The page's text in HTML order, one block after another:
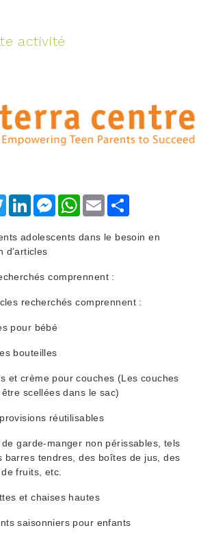
activité
TwitterLinkedInMessengerWhatsApp
Email
adolescents dans le besoin en
d’articles
comprennent :
recherchés comprennent :
pour bébé
bouteilles
et crème pour couches (Les couches
scellées dans le sac)
réutilisables
garde-manger non périssables, tels
barres tendres, des boîtes de jus, des
fruits, etc.
et chaises hautes
saisonniers pour enfants